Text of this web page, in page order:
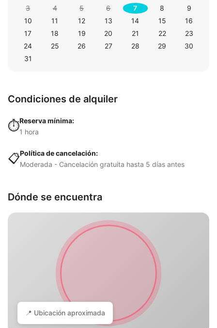
3
4 5 6 7 8
9
10
11 12 13 14 15
16
17
18 19 20 21 22
23
24
25 26 27 28 29
30
31
Condiciones de alquiler
⏱️Reserva mínima:
1 hora
📋Política de cancelación:
Moderada - Cancelación gratuita hasta 5 días antes
Dónde se encuentra
📍 Ubicación aproximada